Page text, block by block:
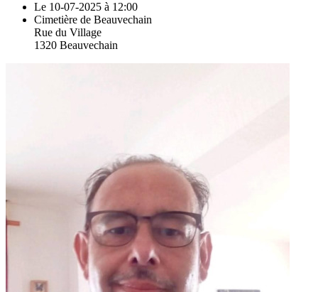
Le 10-07-2025 à 12:00
Cimetière de Beauvechain
Rue du Village
1320 Beauvechain